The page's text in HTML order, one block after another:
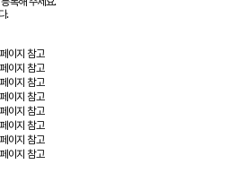
.
이지 참고
이지 참고
이지 참고
이지 참고
이지 참고
이지 참고
이지 참고
이지 참고